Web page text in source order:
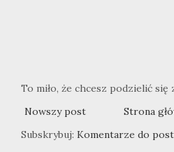
To miło, że chcesz podzielić się
Nowszy post
Strona
Subskrybuj: Komentarze do